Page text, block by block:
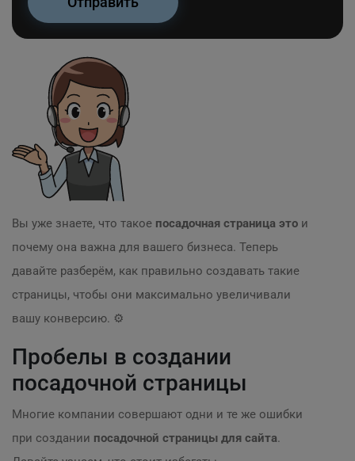
Вы уже знаете, что такое посадочная страница это и
почему она важна для вашего бизнеса. Теперь
давайте разберём, как правильно создавать такие
страницы, чтобы они максимально увеличивали
вашу конверсию. ⚙️
Пробелы в создании
посадочной страницы
Многие компании совершают одни и те же ошибки
при создании посадочной страницы для сайта.